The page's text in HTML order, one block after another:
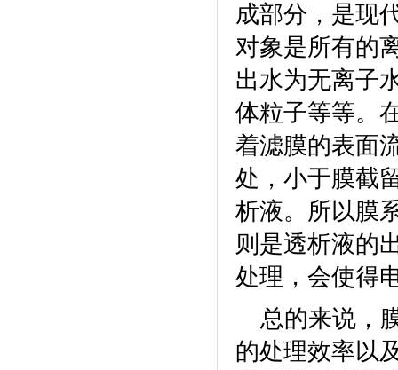
成部分，是现
对象是所有的
出水为无离子
体粒子等等。
着滤膜的表面
处，小于膜截
析液。所以膜
则是透析液的
处理，会使得
总的来说，
的处理效率以